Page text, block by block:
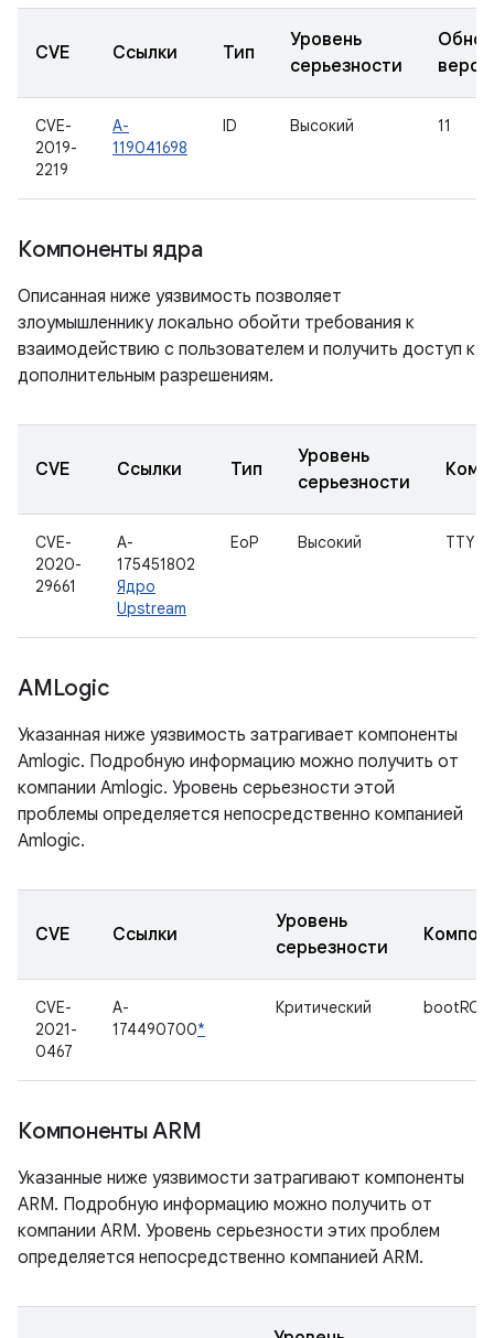
CVE Ссылки Тип
Уровень
серьезности
CVE-
2019-
2219
A-
119041698
ID Высокий 11
Компоненты ядра
Описанная ниже уязвимость позволяет
злоумышленнику локально обойти требования к
взаимодействию с пользователем и получить доступ к
дополнительным разрешениям.
CVE Ссылки Тип
Уровень
серьезности
CVE-
2020-
29661
A-
175451802
Ядро
Upstream
EoP Высокий TTY
AMLogic
Указанная ниже уязвимость затрагивает компоненты
Amlogic. Подробную информацию можно получить от
компании Amlogic. Уровень серьезности этой
проблемы определяется непосредственно компанией
Amlogic.
CVE Ссылки
Уровень
серьезности
CVE-
2021-
0467
A-
174490700*
Критический bootROM
Компоненты ARM
Указанные ниже уязвимости затрагивают компоненты
ARM. Подробную информацию можно получить от
компании ARM. Уровень серьезности этих проблем
определяется непосредственно компанией ARM.